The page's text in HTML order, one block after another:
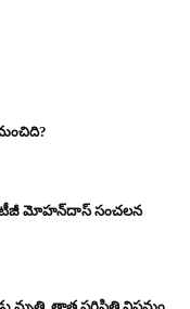
మంచిది?
టీజీ మోహన్‌దాస్‌ సంచలన